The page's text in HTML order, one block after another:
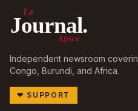
Le
Journal.
Africa
Independent newsroom
Congo, Burundi, and Africa.
❤ SUPPORT